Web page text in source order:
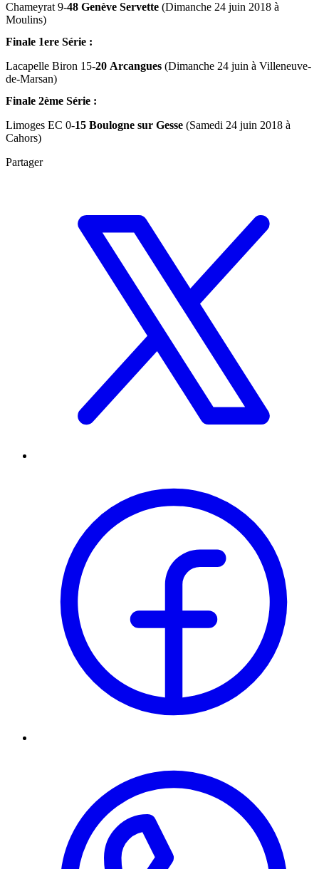
Chameyrat 9-48 Genève Servette (Dimanche 24 juin 2018 à
Moulins)
Finale 1ere Série :
Lacapelle Biron 15-20 Arcangues (Dimanche 24 juin à Villeneuve-
de-Marsan)
Finale 2ème Série :
Limoges EC 0-15 Boulogne sur Gesse (Samedi 24 juin 2018 à
Cahors)
Partager